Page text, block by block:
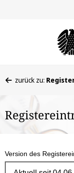
befinden
hier:
zurück zu:
Version des